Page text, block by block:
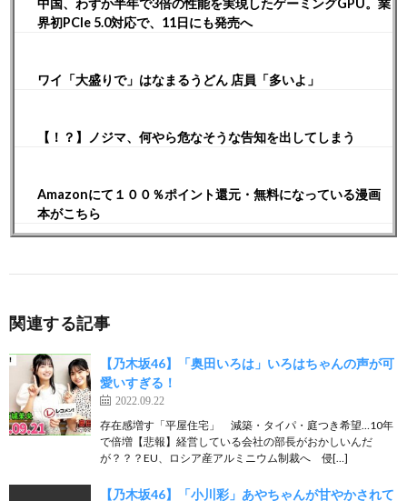
中国、わずか半年で3倍の性能を実現したゲーミングGPU。業
界初PCIe 5.0対応で、11日にも発売へ
ワイ「大盛りで」はなまるうどん 店員「多いよ」
【！？】ノジマ、何やら危なそうな告知を出してしまう
Amazonにて１００％ポイント還元・無料になっている漫画
本がこちら
関連する記事
【乃木坂46】「奥田いろは」いろはちゃんの声が可
愛いすぎる！
2022.09.22
存在感増す「平屋住宅」 減築・タイパ・庭つき希望…10年
で倍増【悲報】経営している会社の部長がおかしいんだ
が？？？EU、ロシア産アルミニウム制裁へ 侵[…]
【乃木坂46】「小川彩」あやちゃんが甘やかされて